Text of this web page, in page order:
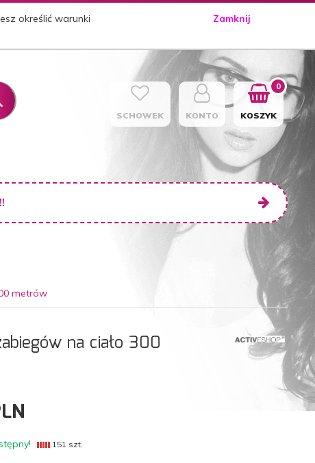
określić warunki
Zamknij
SCHOWEK KONTO KOSZYK
0
metrów
na ciało 300
151 szt.